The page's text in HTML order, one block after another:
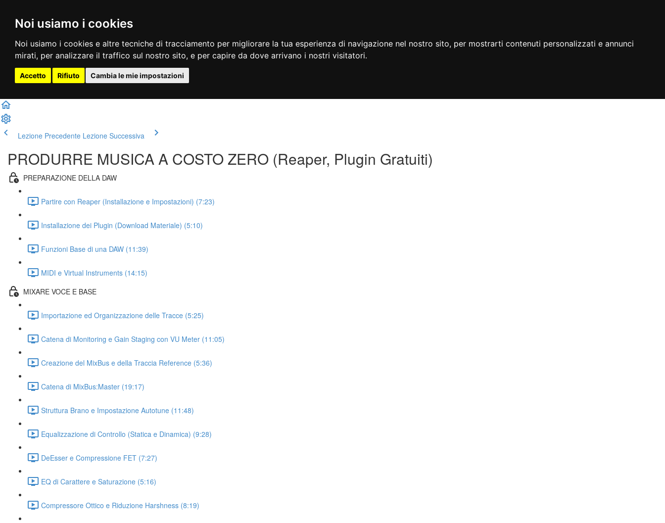
Noi usiamo i cookies
Noi usiamo i cookies e altre tecniche di tracciamento per migliorare la tua esperienza di navigazione nel nostro sito, per mostrarti contenuti personalizzati e annunci
mirati, per analizzare il traffico sul nostro sito, e per capire da dove arrivano i nostri visitatori.
Accetto Rifiuto Cambia le mie impostazioni
Lezione Precedente Lezione Successiva
PRODURRE MUSICA A COSTO ZERO (Reaper, Plugin Gratuiti)
PREPARAZIONE DELLA DAW
Partire con Reaper (Installazione e Impostazioni) (7:23)
Installazione dei Plugin (Download Materiale) (5:10)
Funzioni Base di una DAW (11:39)
MIDI e Virtual Instruments (14:15)
MIXARE VOCE E BASE
Importazione ed Organizzazione delle Tracce (5:25)
Catena di Monitoring e Gain Staging con VU Meter (11:05)
Creazione del MixBus e della Traccia Reference (5:36)
Catena di MixBus:Master (19:17)
Struttura Brano e Impostazione Autotune (11:48)
Equalizzazione di Controllo (Statica e Dinamica) (9:28)
DeEsser e Compressione FET (7:27)
EQ di Carattere e Saturazione (5:16)
Compressore Ottico e Riduzione Harshness (8:19)